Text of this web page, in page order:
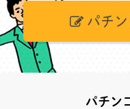
パチン
パチン